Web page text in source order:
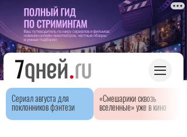
Сериал августа для
поклонников фэнтези
«Смешарики сквозь
вселенные» уже в кино